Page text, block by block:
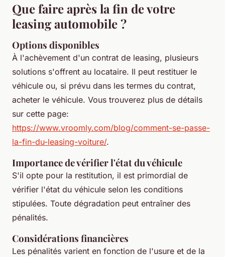
Que faire après la fin de votre
leasing automobile ?
Options disponibles
À l'achèvement d'un contrat de leasing, plusieurs
solutions s'offrent au locataire. Il peut restituer le
véhicule ou, si prévu dans les termes du contrat,
acheter le véhicule. Vous trouverez plus de détails
sur cette page:
https://www.vroomly.com/blog/comment-se-passe-
la-fin-du-leasing-voiture/.
Importance de vérifier l'état du véhicule
S'il opte pour la restitution, il est primordial de
vérifier l'état du véhicule selon les conditions
stipulées. Toute dégradation peut entraîner des
pénalités.
Considérations financières
Les pénalités varient en fonction de l'usure et de la